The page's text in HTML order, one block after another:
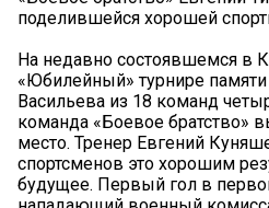
поделившейся хорошей
На недавно состоявшемся в
«Юбилейный» турнире
Васильева из 18 команд
команда «Боевое братство»
место. Тренер Евгений
спортсменов это хорошим
будущее. Первый гол в